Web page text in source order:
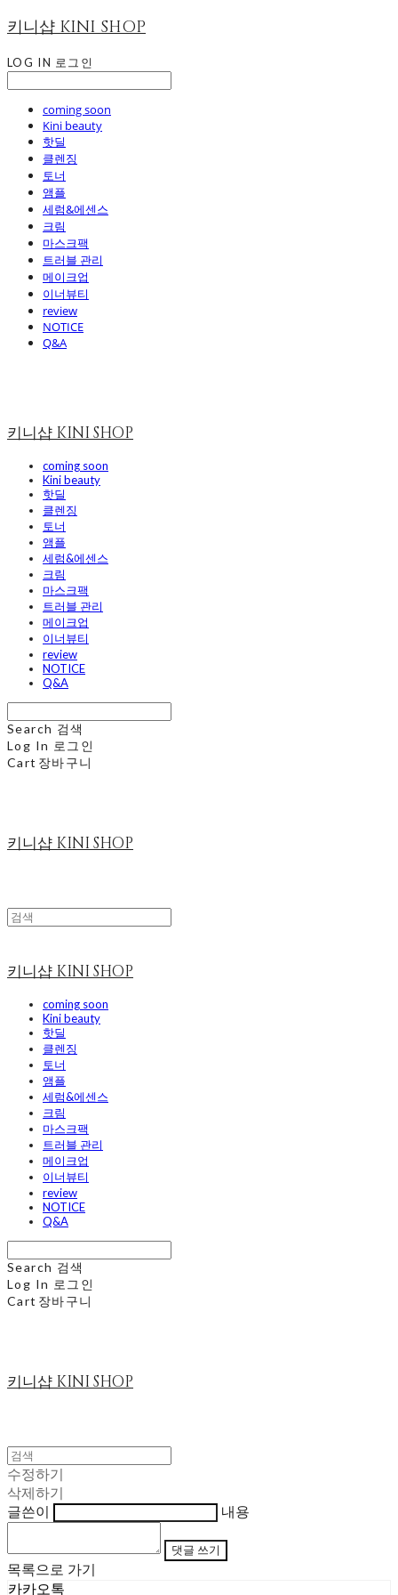
키니샵 KINI SHOP
LOG IN 로그인
coming soon
Kini beauty
핫딜
클렌징
토너
앰플
세럼&에센스
크림
마스크팩
트러블 관리
메이크업
이너뷰티
review
NOTICE
Q&A
키니샵 KINI SHOP
coming soon
Kini beauty
핫딜
클렌징
토너
앰플
세럼&에센스
크림
마스크팩
트러블 관리
메이크업
이너뷰티
review
NOTICE
Q&A
Search 검색
Log In 로그인
Cart 장바구니
키니샵 KINI SHOP
키니샵 KINI SHOP
coming soon
Kini beauty
핫딜
클렌징
토너
앰플
세럼&에센스
크림
마스크팩
트러블 관리
메이크업
이너뷰티
review
NOTICE
Q&A
Search 검색
Log In 로그인
Cart 장바구니
키니샵 KINI SHOP
수정하기
삭제하기
글쓴이
내용
댓글 쓰기
목록으로 가기
카카오톡